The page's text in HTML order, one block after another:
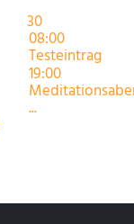
30
08:00
Testeintrag
19:00
...